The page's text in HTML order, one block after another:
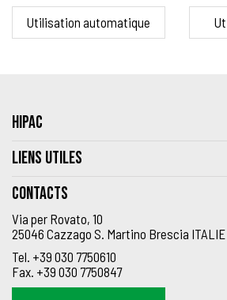
Utilisation automatique
HIPAC
LIENS UTILES
Contacts
Via per Rovato, 10
25046 Cazzago S. Martino Brescia ITALIE
Tel. +39 030 7750610
Fax. +39 030 7750847